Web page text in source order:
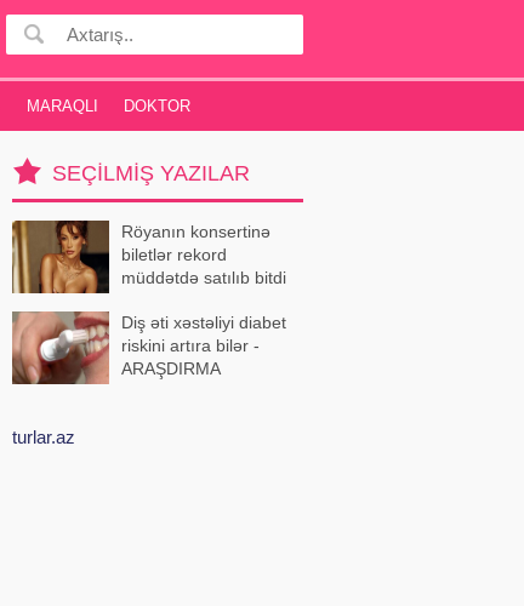
MARAQLI DOKTOR
SEÇILMIŞ YAZILAR
Röyanın konsertinə
biletlər rekord
müddətdə satılıb bitdi
Diş əti xəstəliyi diabet
riskini artıra bilər -
ARAŞDIRMA
turlar.az